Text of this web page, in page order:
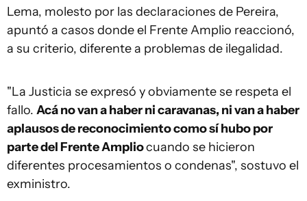
Lema, molesto por las declaraciones de Pereira,
apuntó a casos donde el Frente Amplio reaccionó,
a su criterio, diferente a problemas de ilegalidad.
"La Justicia se expresó y obviamente se respeta el
fallo. Acá no van a haber ni caravanas, ni van a haber
aplausos de reconocimiento como sí hubo por
parte del Frente Ampliocuando se hicieron
diferentes procesamientos o condenas", sostuvo el
exministro.